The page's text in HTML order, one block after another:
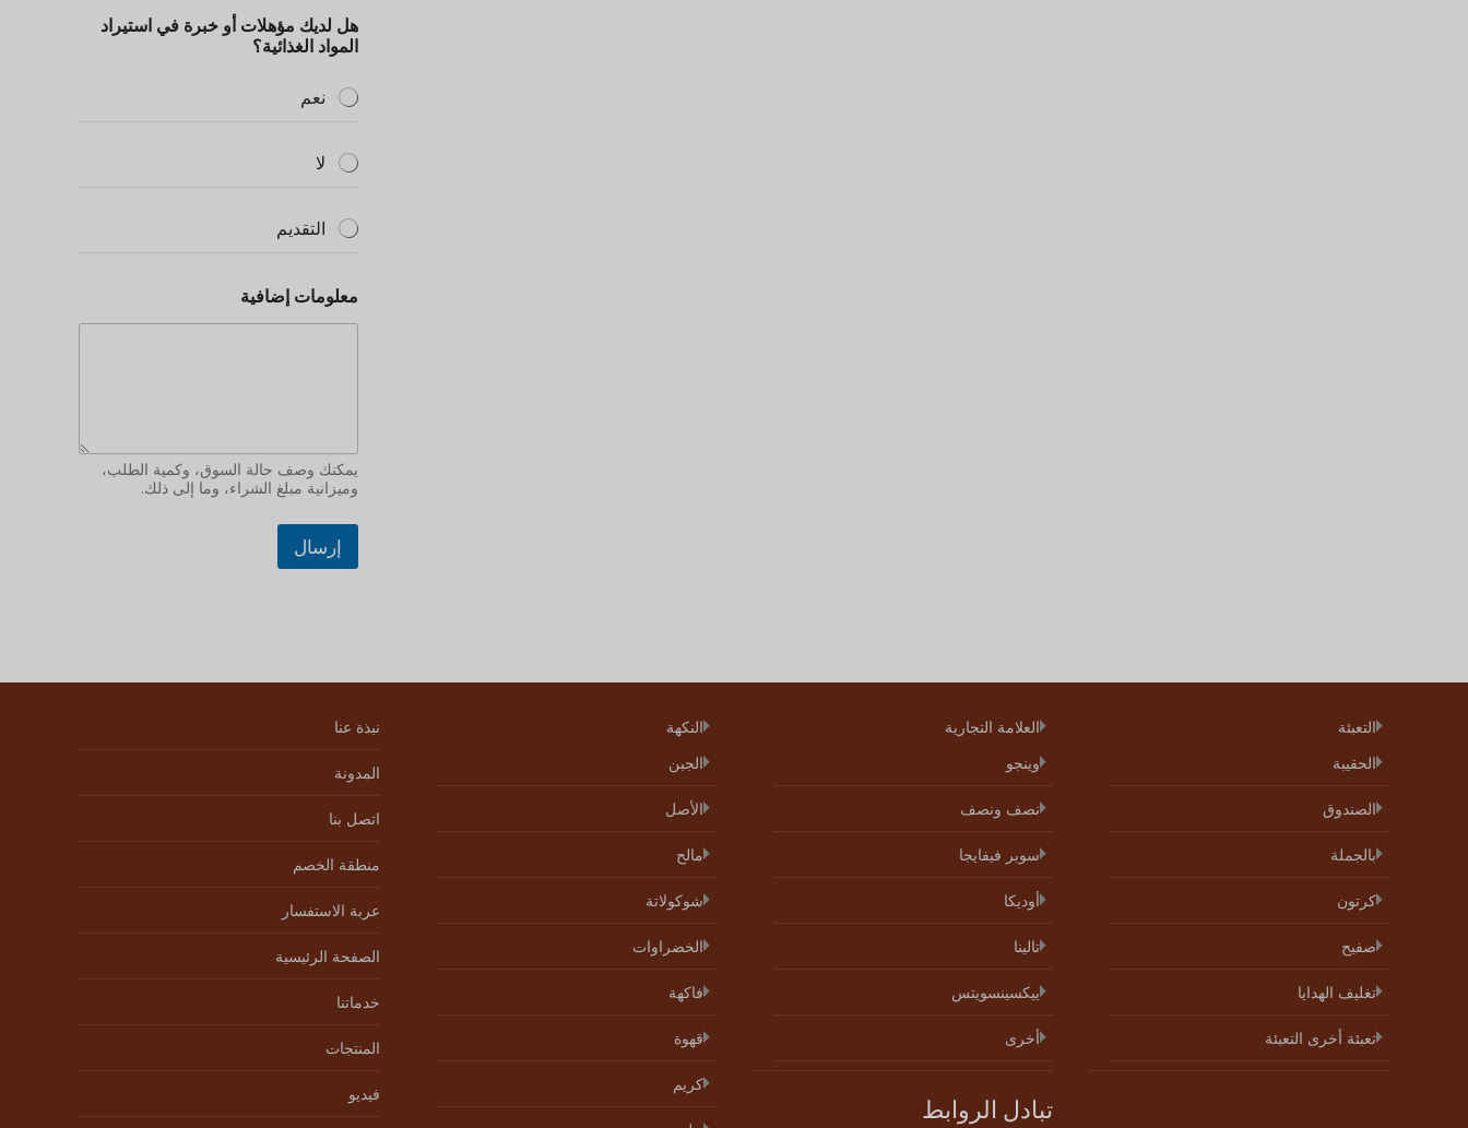
هل لديك مؤهلات أو خبرة في استيراد
المواد الغذائية؟
نعم
لا
التقديم
معلومات إضافية
يمكنك وصف حالة السوق، وكمية الطلب،
وميزانية مبلغ الشراء، وما إلى ذلك.
إرسال
نبذة عنا
المدونة
اتصل بنا
منطقة الخصم
عربة الاستفسار
الصفحة الرئيسية
خدماتنا
المنتجات
فيديو
النكهة
الجبن
الأصل
مالح
شوكولاتة
الخضراوات
فاكهة
قهوة
كريم
العلامة التجارية
وينجو
نصف ونصف
سوبر فيفايجا
أوديكا
تالينا
ييكسينسويتس
أخرى
التعبئة
الحقيبة
الصندوق
بالجملة
كرتون
صفيح
تغليف الهدايا
تعبئة أخرى التعبئة
تبادل الروابط